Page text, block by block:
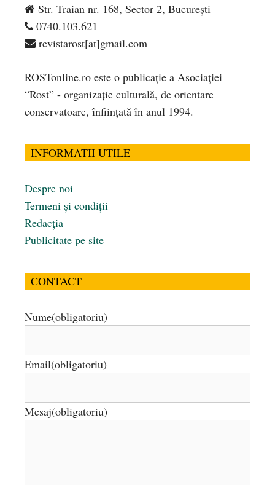
Str. Traian nr. 168, Sector 2, București
0740.103.621
revistarost[at]gmail.com
ROSTonline.ro este o publicaţie a Asociaţiei
“Rost” - organizaţie culturală, de orientare
conservatoare, înfiinţată în anul 1994.
INFORMATII UTILE
Despre noi
Termeni și condiții
Redacția
Publicitate pe site
CONTACT
Nume(obligatoriu)
Email(obligatoriu)
Mesaj(obligatoriu)